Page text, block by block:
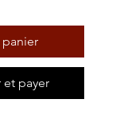
payer